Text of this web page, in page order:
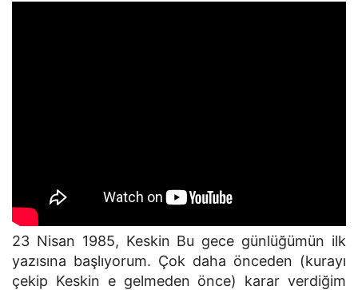
23 Nisan 1985, Keskin Bu gece günlüğümün ilk
yazısına başlıyorum. Çok daha önceden (kurayı
çekip Keskin e gelmeden önce) karar verdiğim